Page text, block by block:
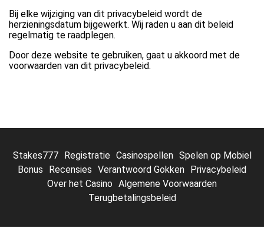
Bij elke wijziging van dit privacybeleid wordt de
herzieningsdatum bijgewerkt. Wij raden u aan dit beleid
regelmatig te raadplegen.
Door deze website te gebruiken, gaat u akkoord met de
voorwaarden van dit privacybeleid.
Stakes777 Registratie Casinospellen Spelen op Mobiel
Bonus
Recensies Verantwoord Gokken Privacybeleid
Over het Casino Algemene Voorwaarden
Terugbetalingsbeleid